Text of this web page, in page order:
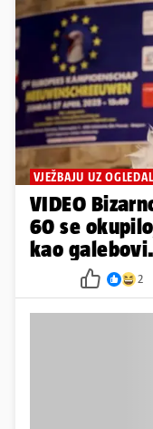
VJEŽBAJU UZ
VIDEO
60 se
kao
2